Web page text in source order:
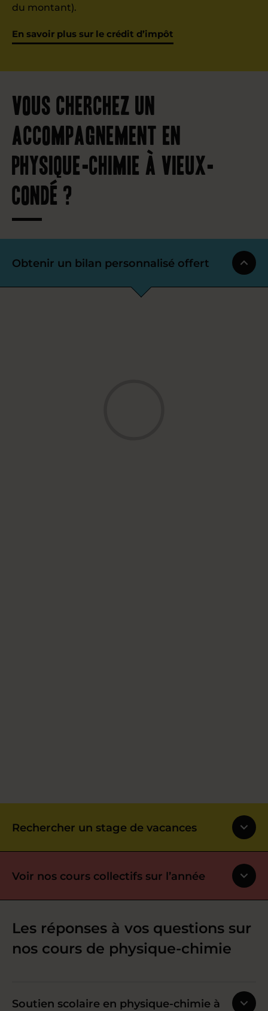
du montant).
En savoir plus sur le crédit d’impôt
Vous cherchez un
accompagnement en
physique-chimie à Vieux-
Condé ?
Obtenir un bilan personnalisé offert
Rechercher un stage de vacances
Voir nos cours collectifs sur l’année
Les réponses à vos questions sur
nos cours de physique-chimie
Soutien scolaire en physique-chimie à